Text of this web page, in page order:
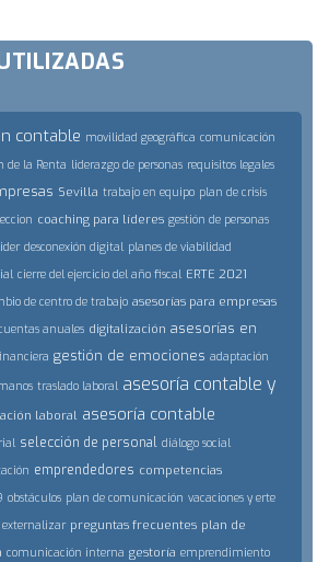
contable movilidad geográfica comunicación
de la Renta liderazgo de personas requisitos legales
Sevilla trabajo en equipo plan de crisis
coaching para líderes gestión de personas
desconexión digital planes de viabilidad
cierre del ejercicio del año fiscal ERTE 2021
de centro de trabajo asesorías para empresas
anuales digitalización asesorías en
gestión de emociones adaptación
traslado laboral asesoría contable y
laboral asesoría contable
selección de personal diálogo social
emprendedores competencias
obstáculos plan de comunicación vacaciones y erte
externalizar preguntas frecuentes plan de
comunicación interna gestoría emprendimiento